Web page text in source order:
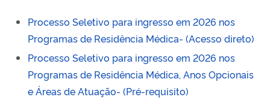
Processo Seletivo para ingresso em 2026 nos
Programas de Residência Médica- (Acesso direto)
Processo Seletivo para ingresso em 2026 nos
Programas de Residência Médica, Anos Opcionais
e Áreas de Atuação- (Pré-requisito)